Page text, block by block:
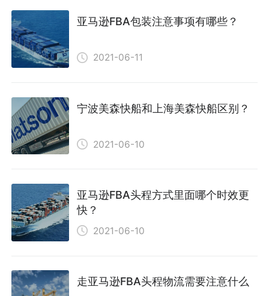
亚马逊FBA包装注意事项有哪些？
2021-06-11
宁波美森快船和上海美森快船区别？
2021-06-10
亚马逊FBA头程方式里面哪个时效更
快？
2021-06-10
走亚马逊FBA头程物流需要注意什么